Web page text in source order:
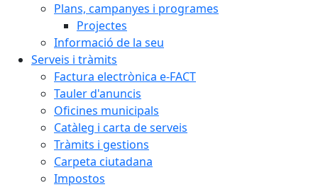
Plans, campanyes i programes
Projectes
Informació de la seu
Serveis i tràmits
Factura electrònica e-FACT
Tauler d'anuncis
Oficines municipals
Catàleg i carta de serveis
Tràmits i gestions
Carpeta ciutadana
Impostos